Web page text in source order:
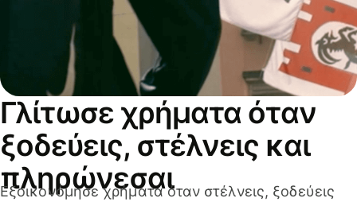
Γλίτωσε χρήματα όταν
ξοδεύεις, στέλνεις και
πληρώνεσαι
Εξοικονόμησε χρήματα όταν στέλνεις, ξοδεύεις